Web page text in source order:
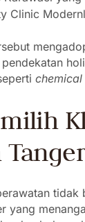
Clinic
tidak
yang